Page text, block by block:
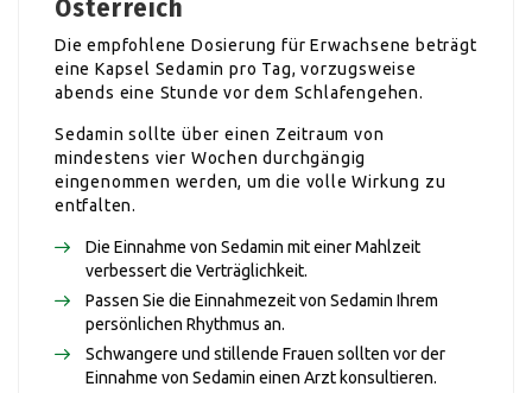
Österreich
Die empfohlene Dosierung für Erwachsene beträgt
eine Kapsel Sedamin pro Tag, vorzugsweise
abends eine Stunde vor dem Schlafengehen.
Sedamin sollte über einen Zeitraum von
mindestens vier Wochen durchgängig
eingenommen werden, um die volle Wirkung zu
entfalten.
Die Einnahme von Sedamin mit einer Mahlzeit
verbessert die Verträglichkeit.
Passen Sie die Einnahmezeit von Sedamin Ihrem
persönlichen Rhythmus an.
Schwangere und stillende Frauen sollten vor der
Einnahme von Sedamin einen Arzt konsultieren.